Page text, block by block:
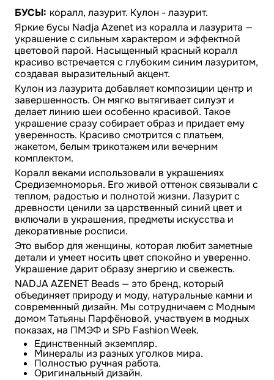
БУСЫ: коралл, лазурит. Кулон - лазурит.
Яркие бусы Nadja Azenet из коралла и лазурита —
украшение с сильным характером и эффектной
цветовой парой. Насыщенный красный коралл
красиво встречается с глубоким синим лазуритом,
создавая выразительный акцент.
Кулон из лазурита добавляет композиции центр и
завершенность. Он мягко вытягивает силуэт и
делает линию шеи особенно красивой. Такое
украшение сразу собирает образ и придает ему
уверенность. Красиво смотрится с платьем,
жакетом, белым трикотажем или вечерним
комплектом.
Коралл веками использовали в украшениях
Средиземноморья. Его живой оттенок связывали с
теплом, радостью и полнотой жизни. Лазурит с
древности ценили за царственный синий цвет и
включали в украшения, предметы искусства и
декоративные росписи.
Это выбор для женщины, которая любит заметные
детали и умеет носить цвет спокойно и уверенно.
Украшение дарит образу энергию и свежесть.
NADJA AZENET Beads — это бренд, который
объединяет природу и моду, натуральные камни и
современный дизайн. Мы сотрудничаем с Модным
домом Татьяны Парфёновой, участвуем в модных
показах, на ПМЭФ и SPb Fashion Week.
Единственный экземпляр.
Минералы из разных уголков мира.
Полностью ручная работа.
Оригинальный дизайн.